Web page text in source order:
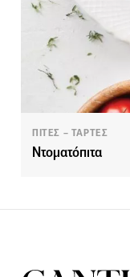
ΠΙΤΕΣ – ΤΑΡΤΕΣ
Ντοματόπιτα